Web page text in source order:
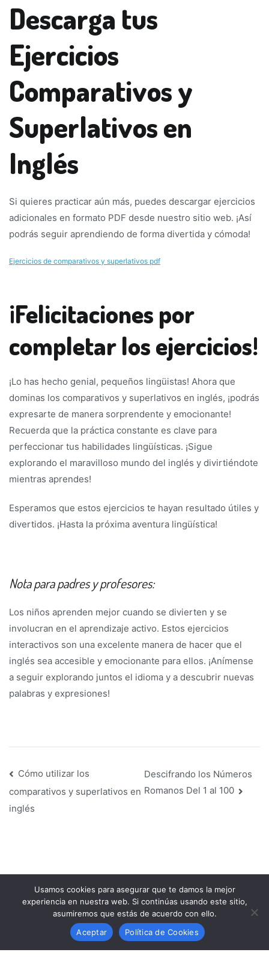
Descarga tus
Ejercicios
Comparativos y
Superlativos en
Inglés
Si quieres practicar aún más, puedes descargar ejercicios
adicionales en formato PDF desde nuestro sitio web. ¡Así
podrás seguir aprendiendo de forma divertida y cómoda!
Ejercicios de comparativos y superlativos pdf
¡Felicitaciones por
completar los ejercicios!
¡Lo has hecho genial, pequeños lingüistas! Ahora que
dominas los comparativos y superlativos en inglés, ¡podrás
expresarte de manera sorprendente y emocionante!
Recuerda que la práctica constante es clave para
perfeccionar tus habilidades lingüísticas. ¡Sigue
explorando el maravilloso mundo del inglés y divirtiéndote
mientras aprendes!
Esperamos que estos ejercicios te hayan resultado útiles y
divertidos. ¡Hasta la próxima aventura lingüística!
Nota para padres y profesores:
Los niños aprenden mejor cuando se divierten y se
involucran en el aprendizaje activo. Estos ejercicios
interactivos son una excelente manera de hacer que el
inglés sea accesible y emocionante para ellos. ¡Anímense
a seguir explorando juntos el idioma y a descubrir nuevas
palabras y expresiones!
Navegación
de
Cómo utilizar los
comparativos y superlativos en
inglés
Descifrando los Números
Romanos Del 1 al 100
Copyright © 2026
PRIMARIA FÁCIL
Usamos cookies para asegurar que te damos la mejor
experiencia en nuestra web. Si continúas usando este sitio,
asumiremos que estás de acuerdo con ello.
Aceptar
Política de Cookies